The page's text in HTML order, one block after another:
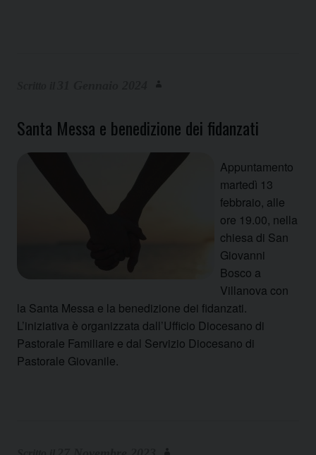
Santa Messa e benedizione dei fidanzati
Appuntamento
martedì 13
febbraio, alle
ore 19.00, nella
chiesa di San
Giovanni
Bosco a
Villanova con
la Santa Messa e la benedizione dei fidanzati.
L’iniziativa è organizzata dall’Ufficio Diocesano di
Pastorale Familiare e dal Servizio Diocesano di
Pastorale Giovanile.